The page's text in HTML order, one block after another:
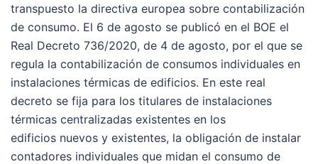
transpuesto la directiva europea sobre contabilización
de consumo. El 6 de agosto se publicó en el BOE el
Real Decreto 736/2020, de 4 de agosto, por el que se
regula la contabilización de consumos individuales en
instalaciones térmicas de edificios. En este real
decreto se fija para los titulares de instalaciones
térmicas centralizadas existentes en los
edificios nuevos y existentes, la obligación de instalar
contadores individuales que midan el consumo de